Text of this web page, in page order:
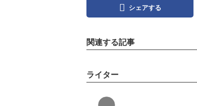
シェアする
関連する記事
ライター